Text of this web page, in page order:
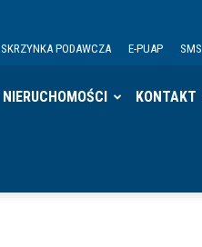
SKRZYNKA PODAWCZA E-PUAP SMS
NIERUCHOMOŚCI KONTAKT